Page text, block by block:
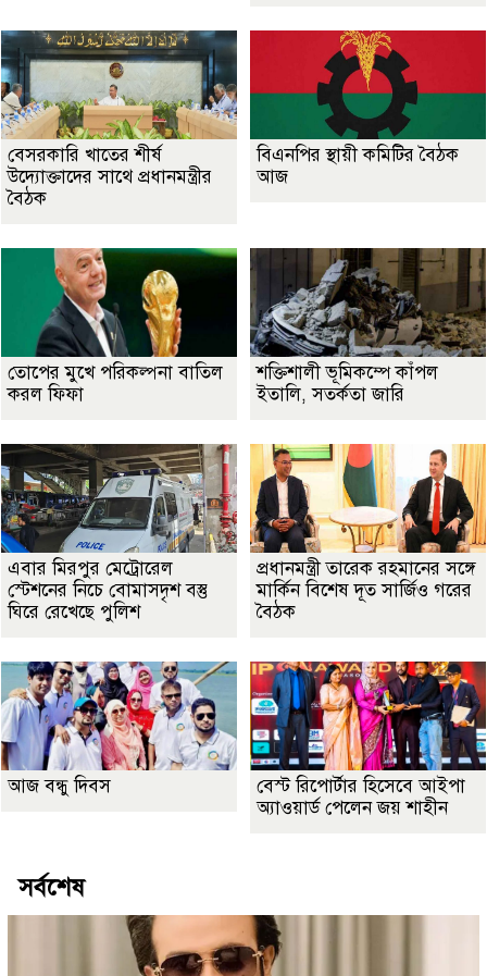
বেসরকারি খাতের শীর্ষ
উদ্যোক্তাদের সাথে প্রধানমন্ত্রীর
বৈঠক
বিএনপির স্থায়ী কমিটির বৈঠক
আজ
তোপের মুখে পরিকল্পনা বাতিল
করল ফিফা
শক্তিশালী ভূমিকম্পে কাঁপল
ইতালি, সতর্কতা জারি
এবার মিরপুর মেট্রোরেল
স্টেশনের নিচে বোমাসদৃশ বস্তু
ঘিরে রেখেছে পুলিশ
প্রধানমন্ত্রী তারেক রহমানের সঙ্গে
মার্কিন বিশেষ দূত সার্জিও গরের
বৈঠক
আজ বন্ধু দিবস
বেস্ট রিপোর্টার হিসেবে আইপা
অ্যাওয়ার্ড পেলেন জয় শাহীন
সর্বশেষ